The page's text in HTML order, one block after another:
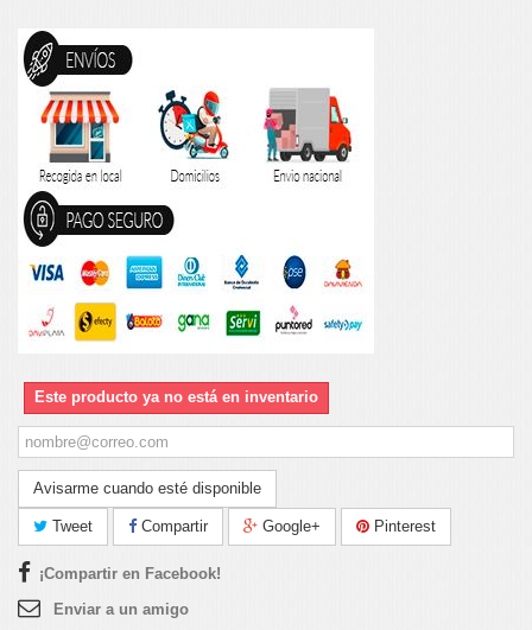
Este producto ya no está en inventario
Avisarme cuando esté disponible
Tweet Compartir Google+ Pinterest
¡Compartir en Facebook!
Enviar a un amigo